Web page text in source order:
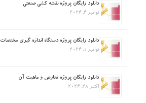
دانلود رایگان پروژه نقشه کشی صنعتی
نوامبر 4, 2024
دانلود رایگان پروژه دستگاه اندازه گیری مختصات CMM
نوامبر 1, 2024
دانلود رایگان پروژه تعارض و ماهیت آن
اکتبر 28, 2024